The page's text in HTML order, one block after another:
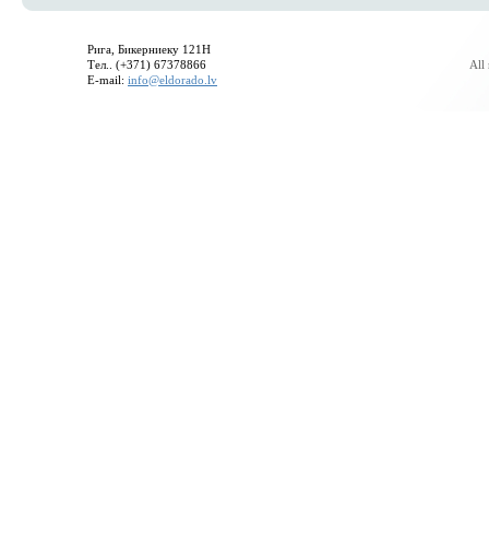
Рига, Бикерниеку 121H
Тел.. (+371) 67378866
E-mail: info@eldorado.lv
All